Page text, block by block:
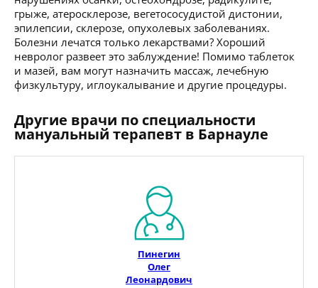
грыже, атеросклерозе, вегетососудистой дистонии,
эпилепсии, склерозе, опухолевых заболеваниях.
Болезни лечатся только лекарствами? Хороший
невролог развеет это заблуждение! Помимо таблеток
и мазей, вам могут назначить массаж, лечебную
физкультуру, иглоукалывание и другие процедуры.
Другие врачи по специальности
мануальный терапевт в Барнауле
Пинегин
Олег
Леонардович